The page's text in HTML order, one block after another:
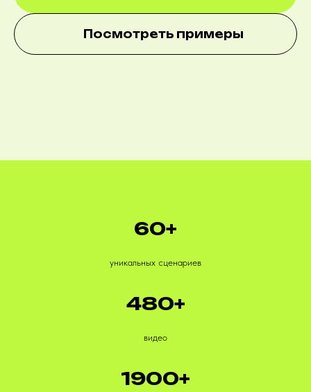
Посмотреть примеры
60+
уникальных сценариев
480+
видео
1900+